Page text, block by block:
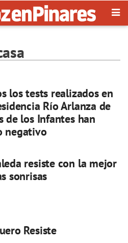
los tests realizados en
Río Arlanza de
de los Infantes han
negativo
resiste con la mejor
sonrisas
Resiste